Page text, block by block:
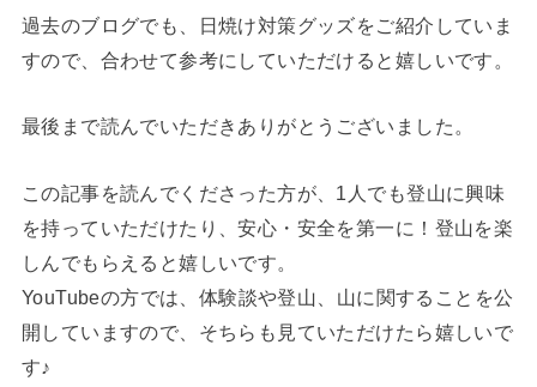
過去のブログでも、日焼け対策グッズをご紹介していま
すので、合わせて参考にしていただけると嬉しいです。
最後まで読んでいただきありがとうございました。
この記事を読んでくださった方が、1人でも登山に興味
を持っていただけたり、安心・安全を第一に！登山を楽
しんでもらえると嬉しいです。
YouTubeの方では、体験談や登山、山に関することを公
開していますので、そちらも見ていただけたら嬉しいで
す♪